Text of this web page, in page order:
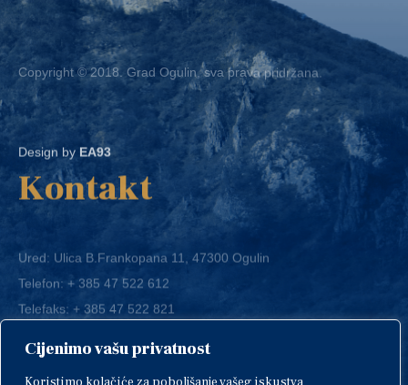
Cijenimo vašu privatnost
Copyright © 2018. Grad Ogulin, sva prava pridržana.
Design by EA93
Kontakt
Telefon:+ 385 47 522 612
Telefaks:+ 385 47 522 821
E-mail:grad-ogulin@ogulin.hr